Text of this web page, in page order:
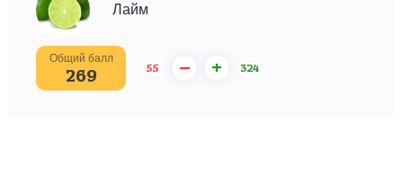
Лайм
Общий балл
269 55 – + 324